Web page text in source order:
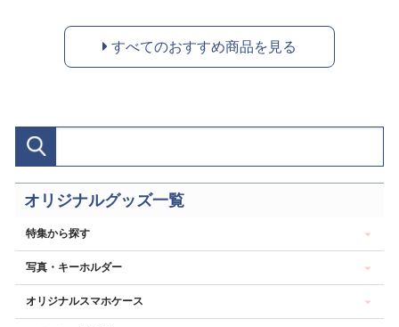
すべてのおすすめ商品を見る
オリジナルグッズ一覧
特集から探す
写真・キーホルダー
オリジナルスマホケース